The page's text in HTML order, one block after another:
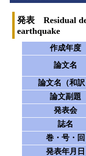
発表 Residual
earthquake
作成年度
論文名
論文名（和訳
論文副題
発表会
誌名
巻・号・回
発表年月日